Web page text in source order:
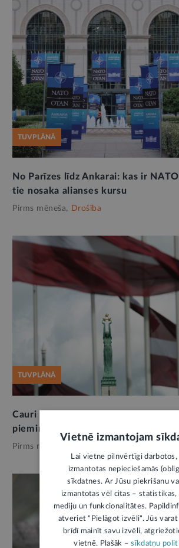
TUVPLĀNĀ
No Parīzes līdz Ankarai: kas ir
tie nosaka alianses kursu
Pirms mēneša, Drošība
TUVPLĀNĀ
Cauri tumsas labirintam. 14. jūnija
pieminot
Pirms mēneša,
Vietnē izmantojam
Lai vietne pilnvērtīgi darbotos,
izmantotas nepieciešamās
sīkdatnes. Ar Jūsu piekrišanu
izmantotas vēl citas – statistikas,
mediju un funkcionalitātes.
atveriet "Pielāgot izvēli". Jūs varat
brīdī mainīt savu izvēli,
vietnē. Plašāk –sīkdatņu